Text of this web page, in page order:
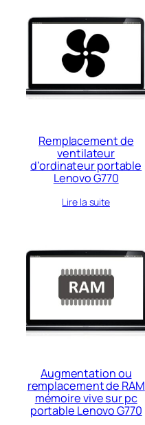
Remplacement de
ventilateur
d’ordinateur portable
Lenovo G770
Lire la suite
Augmentation ou
remplacement de RAM
mémoire vive sur pc
portable Lenovo G770